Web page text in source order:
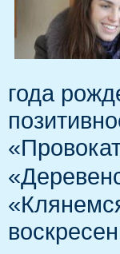
года